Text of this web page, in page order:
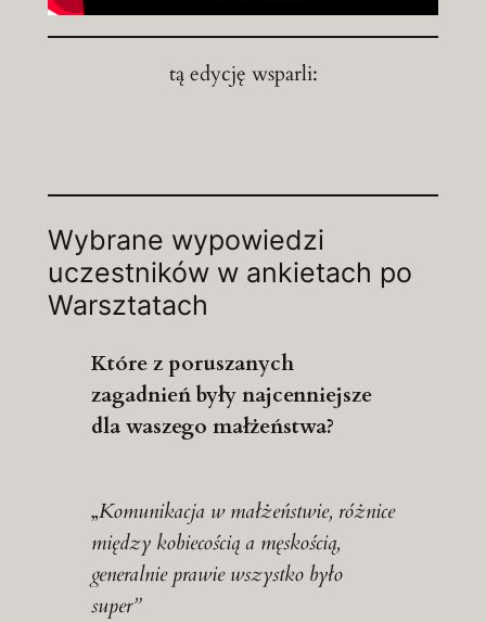
tą edycję wsparli:
Wybrane wypowiedzi
uczestników w ankietach po
Warsztatach
Które z poruszanych
zagadnień były najcenniejsze
dla waszego małżeństwa?
„Komunikacja w małżeństwie, różnice
między kobiecością a męskością,
generalnie prawie wszystko było
super”